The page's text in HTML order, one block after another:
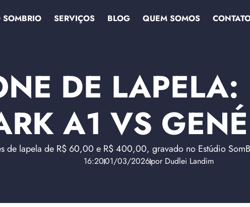
SOMBRIO SERVIÇOS BLOG QUEM SOMOS
DE
A1 VS
de lapela de R$ 60,00 e R$ 400,00, gravado no Estúdio
16:2001/03/2026porDudlei Landim